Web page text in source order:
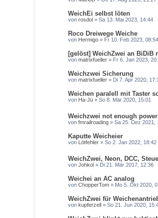
WeichEi selbst löten
von rosdol » Sa 13. Mai 2023, 14:44
Roco Dreiwege Weiche
von Hermigo » Fr 10. Feb 2023, 08:54
[gelöst] WeichZwei an BiDiB
von matrixfueller » Fr 6. Jan 2023,
Weichzwei Sicherung
von matrixfueller » Di 7. Apr 2020,
Weichen paralell mit Taster
von Ha-Jü » So 8. Mär 2020, 15:01
Weichzwei not enough power
von fmrailroading » Sa 25. Dez 2021,
Kaputte Weicheier
von Lötfehler » So 2. Jan 2022, 18:42
WeichZwei, Neon, DCC,
von Johkol » Di 21. Mär 2017, 12:36
Weichei an AC analog
von ChopperTom » Mo 5. Okt 2020,
WeichZwei für
von kupferzell » So 21. Jun 2020,